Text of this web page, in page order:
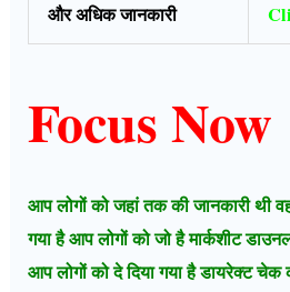
और अधिक जानकारी
Focus Now
आप लोगों को जहां तक की जानकारी थी
गया है आप लोगों को जो है मार्कशीट
आप लोगों को दे दिया गया है डायरेक्ट